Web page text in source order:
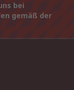
bei
gemäß der